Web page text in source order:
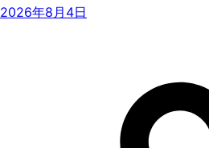
2026年8月4日